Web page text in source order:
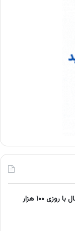
آگهی سرای ایرانی، خرید یخچال با روزی ۱۰۰ هزار